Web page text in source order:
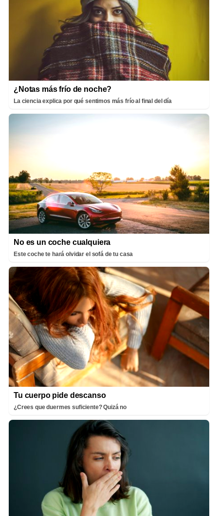
¿Notas más frío de noche?
La ciencia explica por qué sentimos más frío al final del día
No es un coche cualquiera
Este coche te hará olvidar el sofá de tu casa
Tu cuerpo pide descanso
¿Crees que duermes suficiente? Quizá no